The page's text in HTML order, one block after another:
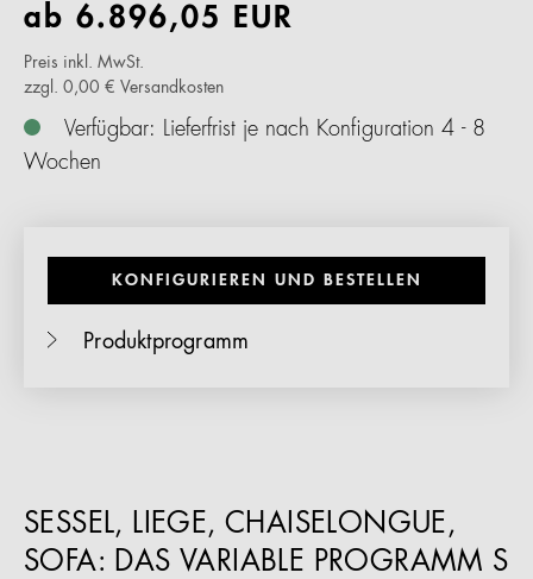
ab 6.896,05 EUR
Preis inkl. MwSt.
zzgl. 0,00 € Versandkosten
Verfügbar: Lieferfrist je nach Konfiguration 4 - 8
Wochen
KONFIGURIEREN UND BESTELLEN
Produktprogramm
SESSEL, LIEGE, CHAISELONGUE,
SOFA: DAS VARIABLE PROGRAMM S